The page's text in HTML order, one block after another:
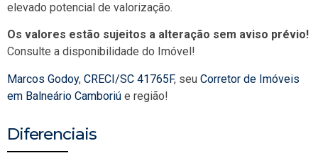
elevado potencial de valorização.
Os valores estão sujeitos a alteração sem aviso prévio!
Consulte a disponibilidade do Imóvel!
Marcos Godoy, CRECI/SC 41765F, seu Corretor de Imóveis
em Balneário Camboriú e região!
Diferenciais